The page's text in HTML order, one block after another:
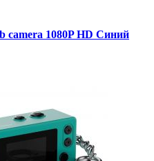
camera 1080P HD Синий